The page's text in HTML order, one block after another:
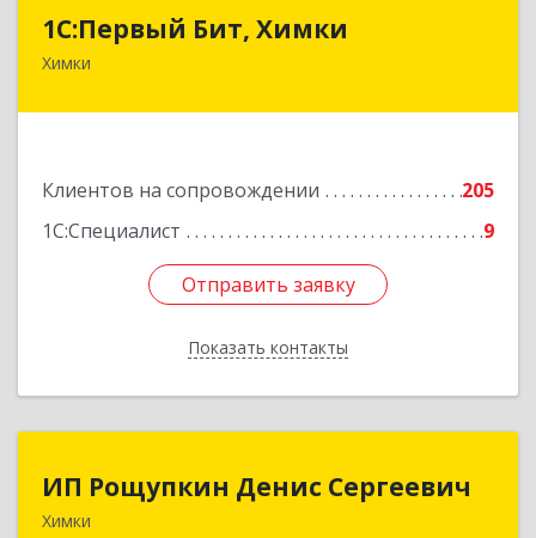
1С:Первый Бит, Химки
Химки
Клиентов на сопровождении
205
1С:Специалист
9
Отправить заявку
Показать контакты
141402, Московская обл, г.о. Химки, Химки г,
Отправить заявку
Назад
ИП Рощупкин Денис Сергеевич
Химки141402, Московская обл, г.о. Химки, Химки г,